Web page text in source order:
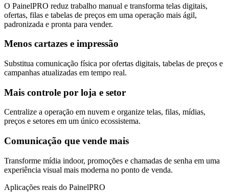
O PainelPRO reduz trabalho manual e transforma telas digitais,
ofertas, filas e tabelas de preços em uma operação mais ágil,
padronizada e pronta para vender.
Menos cartazes e impressão
Substitua comunicação física por ofertas digitais, tabelas de preços e
campanhas atualizadas em tempo real.
Mais controle por loja e setor
Centralize a operação em nuvem e organize telas, filas, mídias,
preços e setores em um único ecossistema.
Comunicação que vende mais
Transforme mídia indoor, promoções e chamadas de senha em uma
experiência visual mais moderna no ponto de venda.
Aplicações reais do PainelPRO